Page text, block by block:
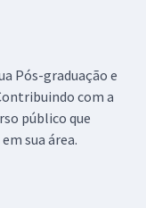
Pós-graduação e
com a
público que
sua área.